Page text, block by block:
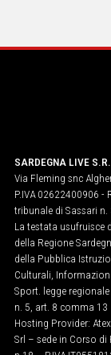
SARDEGNA LIVE
Via Fleming snc
P.IVA 02622400906 -
tribunale di Sassari
La testata usufruisce
della Regione
della Pubblica
Culturali,
Sport. legge
n. 5, art. 8 comma 13
Hosting Provider:
Srl – sede in Corso